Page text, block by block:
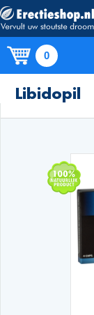
0
Libidopil